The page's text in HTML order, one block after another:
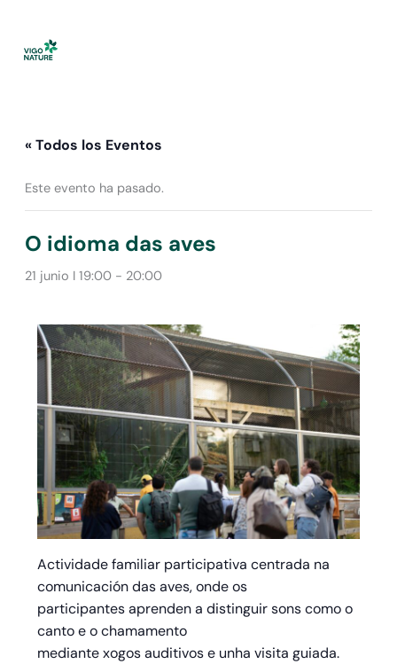
contenido
« Todos los Eventos
Este evento ha pasado.
O idioma das aves
21 junio I 19:00- 20:00
Actividade familiar participativa centrada na
comunicación das aves, onde os
participantes aprenden a distinguir sons como o
canto e o chamamento
mediante xogos auditivos e unha visita guiada.